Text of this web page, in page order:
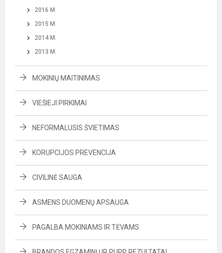
2016 M.
2015 M.
2014 M.
2013 M.
MOKINIŲ MAITINIMAS
VIEŠIEJI PIRKIMAI
NEFORMALUSIS ŠVIETIMAS
KORUPCIJOS PREVENCIJA
CIVILINĖ SAUGA
ASMENS DUOMENŲ APSAUGA
PAGALBA MOKINIAMS IR TĖVAMS